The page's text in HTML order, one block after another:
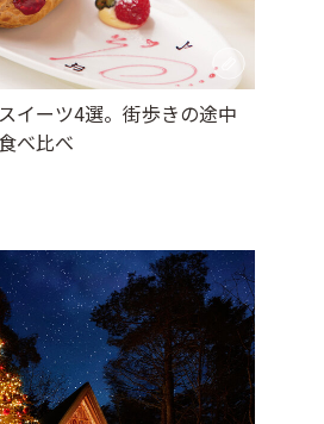
イーツ4選。街歩きの途中
べ比べ